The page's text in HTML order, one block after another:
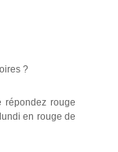
?
rouge
en rouge de